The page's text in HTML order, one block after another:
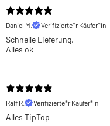
Daniel M.
Verifizierte*r Käufer*in
Schnelle Lieferung.
Alles ok
Ralf R.
Verifizierte*r Käufer*in
Alles TipTop